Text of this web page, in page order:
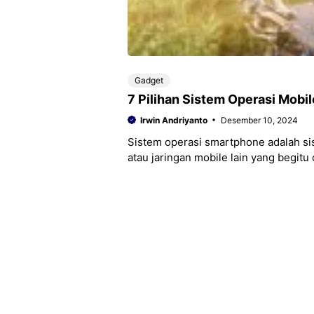
Gadget
7 Pilihan Sistem Operasi
Irwin Andriyanto Desember 10, 2024
Sistem operasi smartphone adalah
atau jaringan mobile lain yang